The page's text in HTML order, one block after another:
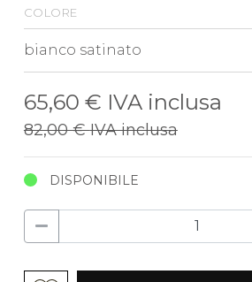
colore
65,60 € IVA inclusa
82,00 €IVA inclusa
DISPONIBILE